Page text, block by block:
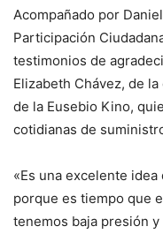
Acompañado por
Participación
testimonios de
Elizabeth Chávez, de
de la Eusebio Kino,
cotidianas de
«Es una excelente
porque es tiempo que
tenemos baja presión